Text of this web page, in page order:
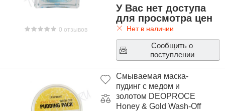
0 отзывов
У Вас нет доступа
для просмотра цен
Нет в наличии
Сообщить о
поступлении
Смываемая маска-
пудинг с медом и
золотом DEOPROCE
Honey & Gold Wash-Off